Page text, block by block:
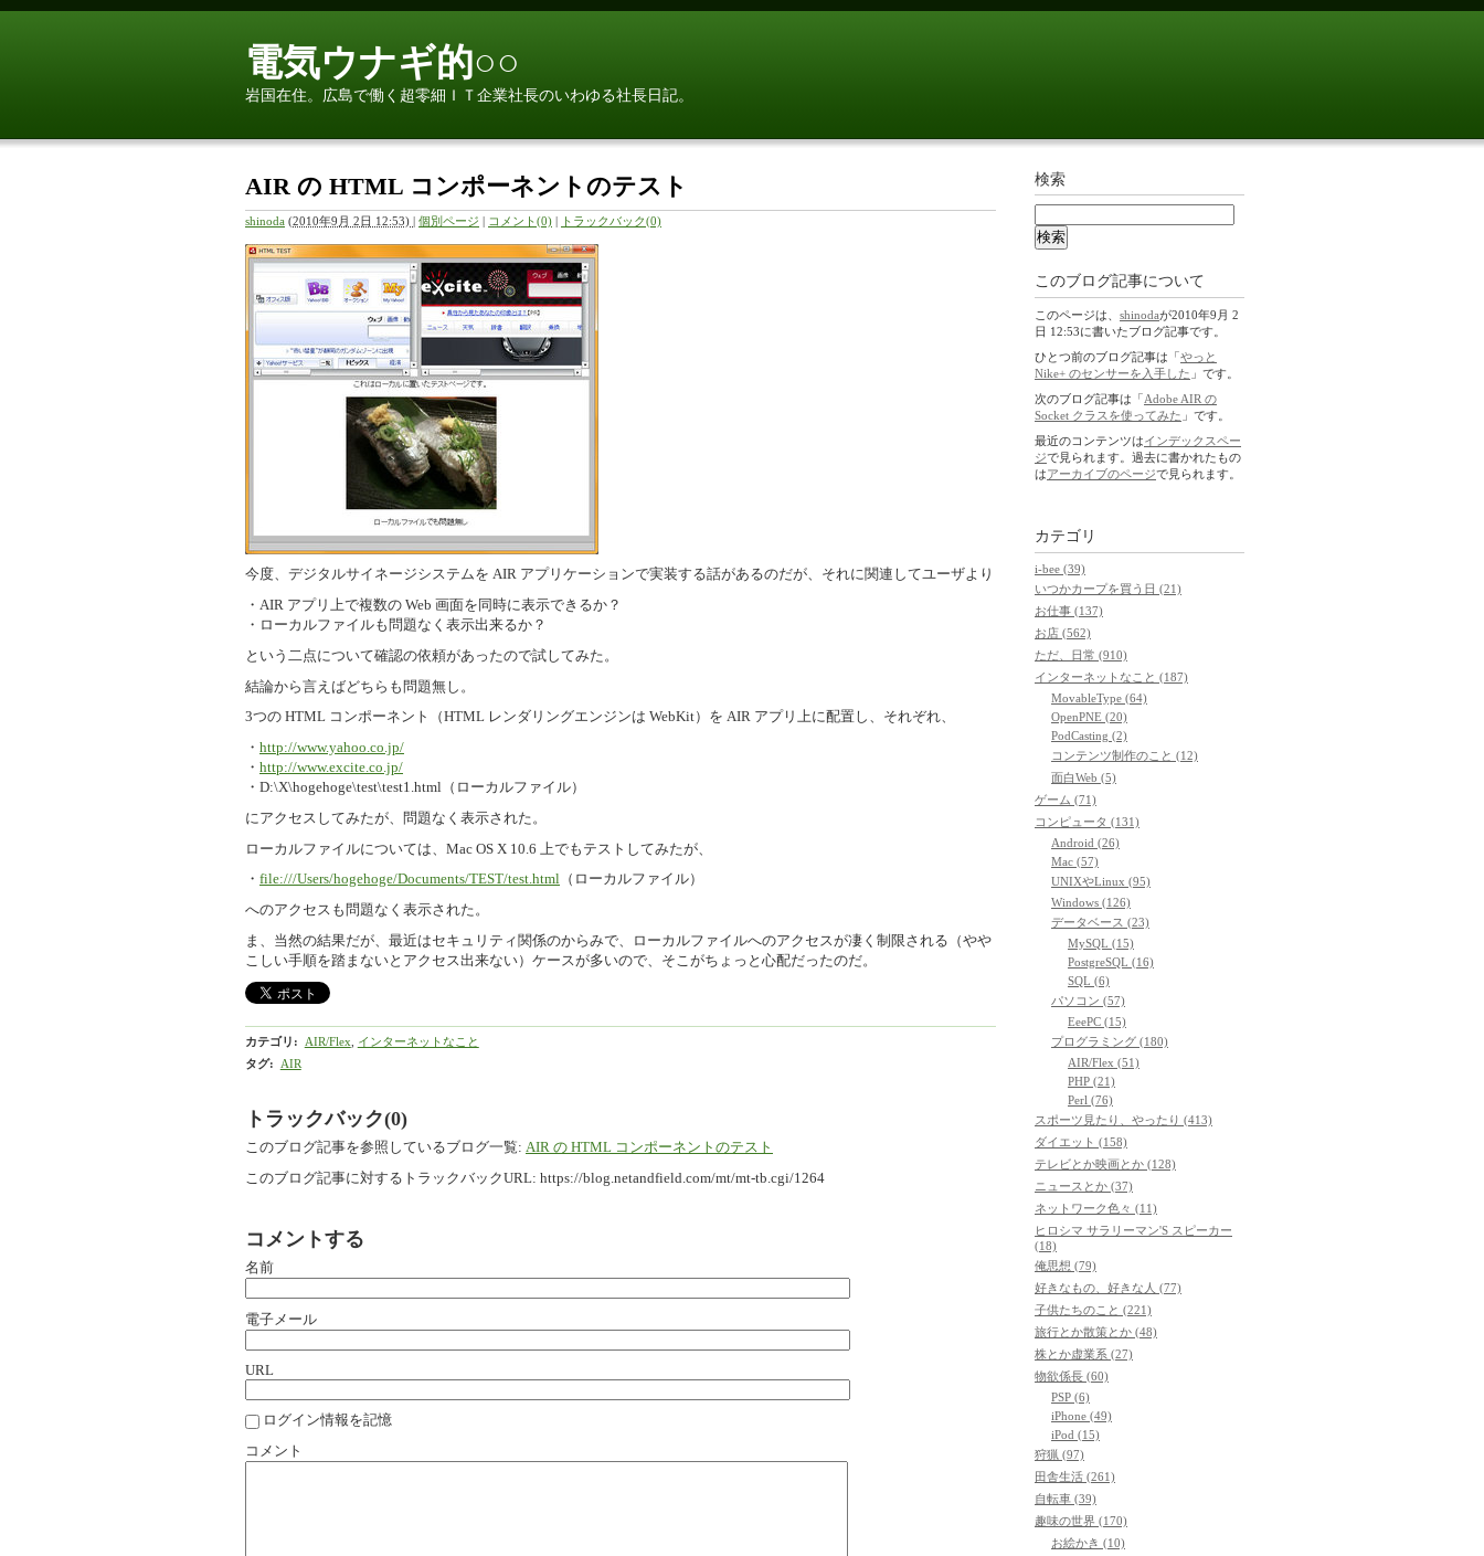
電気ウナギ的○○
岩国在住。広島で働く超零細ＩＴ企業社長のいわゆる社長日記。
AIR の HTML コンポーネントのテスト
shinoda (2010年9月 2日 12:53) | 個別ページ | コメント(0) | トラックバック(0)
今度、デジタルサイネージシステムを AIR アプリケーションで実装する話があるのだが、それに関連してユーザより
・AIR アプリ上で複数の Web 画面を同時に表示できるか？
・ローカルファイルも問題なく表示出来るか？
という二点について確認の依頼があったので試してみた。
結論から言えばどちらも問題無し。
3つの HTML コンポーネント（HTML レンダリングエンジンは WebKit）を AIR アプリ上に配置し、それぞれ、
・ http://www.yahoo.co.jp/
・ http://www.excite.co.jp/
・D:\X\hogehoge\test\test1.html（ローカルファイル）
にアクセスしてみたが、問題なく表示された。
ローカルファイルについては、Mac OS X 10.6 上でもテストしてみたが、
・ file:///Users/hogehoge/Documents/TEST/test.html （ローカルファイル）
へのアクセスも問題なく表示された。
ま、当然の結果だが、最近はセキュリティ関係のからみで、ローカルファイルへのアクセスが凄く制限される（やや
こしい手順を踏まないとアクセス出来ない）ケースが多いので、そこがちょっと心配だったのだ。
カテゴリ : AIR/Flex
インターネットなこと
タグ: AIR
トラックバック(0)
このブログ記事を参照しているブログ一覧: AIR の HTML コンポーネントのテスト
このブログ記事に対するトラックバックURL: https://blog.netandfield.com/mt/mt-tb.cgi/1264
コメントする
名前
電子メール
URL
ログイン情報を記憶
コメント
検索
このブログ記事について
このページは、 shinodaが2010年9月 2
日 12:53に書いたブログ記事です。
ひとつ前のブログ記事は「やっと
Nike+ のセンサーを入手した 」です。
次のブログ記事は「Adobe AIR の
Socket クラスを使ってみた 」です。
最近のコンテンツはインデックスペー
ジで見られます。過去に書かれたもの
はアーカイブのページで見られます。
カテゴリ
i-bee (39)
いつかカープを買う日 (21)
お仕事 (137)
お店 (562)
ただ、日常 (910)
インターネットなこと (187)
MovableType (64)
OpenPNE (20)
PodCasting (2)
コンテンツ制作のこと (12)
面白Web (5)
ゲーム (71)
コンピュータ (131)
Android (26)
Mac (57)
UNIXやLinux (95)
Windows (126)
データベース (23)
MySQL (15)
PostgreSQL (16)
SQL (6)
パソコン (57)
EeePC (15)
プログラミング (180)
AIR/Flex (51)
PHP (21)
Perl (76)
スポーツ見たり、やったり (413)
ダイエット (158)
テレビとか映画とか (128)
ニュースとか (37)
ネットワーク色々 (11)
ヒロシマ サラリーマン'S スピーカー
(18)
俺思想 (79)
好きなもの、好きな人 (77)
子供たちのこと (221)
旅行とか散策とか (48)
株とか虚業系 (27)
物欲係長 (60)
PSP (6)
iPhone (49)
iPod (15)
狩猟 (97)
田舎生活 (261)
自転車 (39)
趣味の世界 (170)
お絵かき (10)